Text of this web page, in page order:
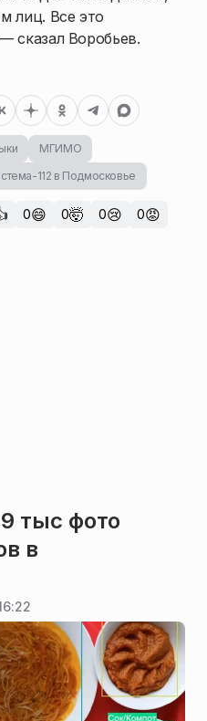
лиц. Все это
сказал Воробьев.
МГИМО
112 в Подмосковье
0😄 0🤯 0😢 0😡
тыс фото
в